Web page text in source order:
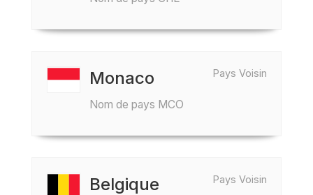
Pays Voisin
Monaco
Nom de pays MCO
Pays Voisin
Belgique